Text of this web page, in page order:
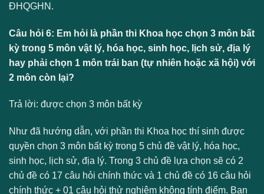
ĐHQGHN.
Câu hỏi 6: Em hỏi là phần thi Khoa học chọn 3 môn bất
kỳ trong 5 môn vật lý, hóa học, sinh học, lịch sử, địa lý
hay phải chọn 1 môn trái ban (tự nhiên hoặc xã hội) với
2 môn còn lại?
Trả lời: được chọn 3 môn bất kỳ
Như đã hướng dẫn, với phần thi Khoa học thí sinh được
quyền chọn 3 môn bất kỳ trong 5 chủ đề vật lý, hóa học,
sinh học, lịch sử, địa lý. Trong 3 chủ đề lựa chọn sẽ có 2
chủ đề có 17 câu hỏi chính thức và 1 chủ đề có 16 câu hỏi
chính thức + 01 câu hỏi thử nghiệm không tính điểm. Bạn